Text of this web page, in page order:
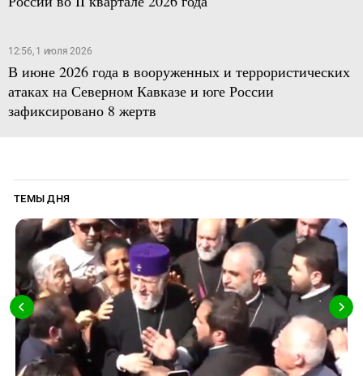
12:56, 1 июля 2026
В июне 2026 года в вооруженных и террористических
атаках на Северном Кавказе и юге России
зафиксировано 8 жертв
ТЕМЫ ДНЯ